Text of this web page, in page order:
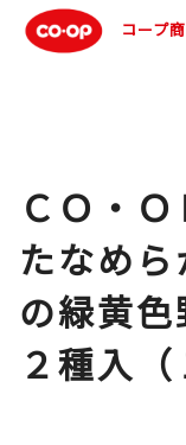
コープ
ＣＯ・
たなめ
の緑黄
２種入（